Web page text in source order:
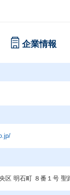
企業情報
区 明石町 ８番１号 聖